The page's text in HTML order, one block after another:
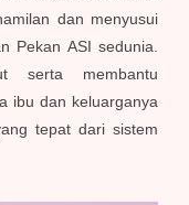
dan menyusui
Pekan ASI sedunia.
serta membantu
ibu dan keluarganya
tepat dari sistem